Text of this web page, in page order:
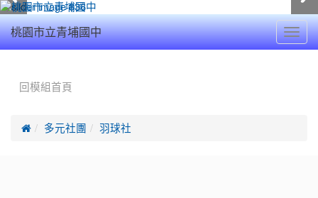
桃園市立青埔國中
回模組首頁
 多元社團 羽球社